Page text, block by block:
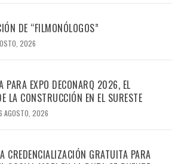
DE “FILMONÓLOGOS”
2026
PARA EXPO DECONARQ 2026, EL
LA CONSTRUCCIÓN EN EL SURESTE
AGOSTO, 2026
CREDENCIALIZACIÓN GRATUITA PARA